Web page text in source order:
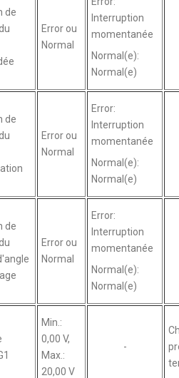
de
Error ou
Normal
Interruption
momentanée
Normal(e):
Normal(e)
de
Error ou
Normal
Error:
Interruption
momentanée
Normal(e):
Normal(e)
de
Error ou
Normal
Error:
Interruption
momentanée
Normal(e):
Normal(e)
Min.:
0,00 V,
Max.:
20,00 V
-